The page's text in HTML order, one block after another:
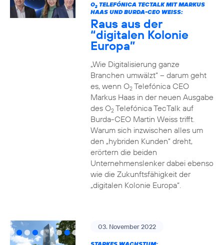
O2TELEFÓNICA TECTALK MIT MARKUS
HAAS UND BURDA-CEO WEISS:
Raus aus der
“digitalen Kolonie
Europa”
„Wie Digitalisierung ganze
Branchen umwälzt“ – darum geht
es, wenn O2Telefónica CEO
Markus Haas in der neuen Ausgabe
des O2Telefónica TecTalk auf
Burda-CEO Martin Weiss trifft.
Warum sich inzwischen alles um
den „hybriden Kunden“ dreht,
erörtern die beiden
Unternehmenslenker dabei ebenso
wie die Zukunftsfähigkeit der
„digitalen Kolonie Europa“.
03. November 2022